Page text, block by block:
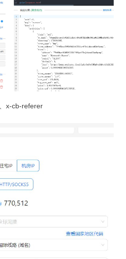
x-cb-referer